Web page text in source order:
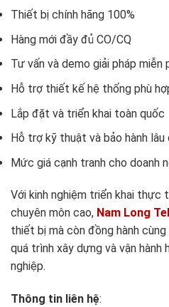
Thiết bị chính hãng 100%
Hàng mới đầy đủ CO/CQ
Tư vấn và demo giải pháp miễn
Hỗ trợ thiết kế hệ thống phù
Lắp đặt và triển khai toàn quốc
Hỗ trợ kỹ thuật và bảo hành lâu
Mức giá cạnh tranh cho doanh
Với kinh nghiệm triển khai thực
chuyên môn cao, Nam Long
thiết bị mà còn đồng hành
quá trình xây dựng và vận hành
nghiệp.
Thông tin liên hệ: